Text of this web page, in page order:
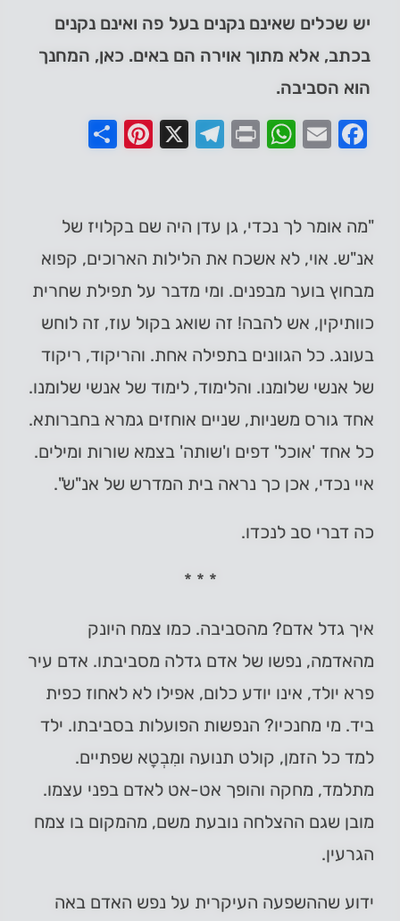
יש שכלים שאינם נקנים בעל פה ואינם נקנים
בכתב, אלא מתוך אוירה הם באים. כאן, המחנך
הוא הסביבה.
Facebook
Email
WhatsApp
Print
Telegram
X
"מה אומר לך נכדי, גן עדן היה שם בקלויז של
אנ"ש. אוי, לא אשכח את הלילות הארוכים, קפוא
מבחוץ בוער מבפנים. ומי מדבר על תפילת שחרית
כוותיקין, אש להבה! זה שואג בקול עוז, זה לוחש
בעונג. כל הגוונים בתפילה אחת. והריקוד, ריקוד
של אנשי שלומנו. והלימוד, לימוד של אנשי שלומנו.
אחד גורס משניות, שניים אוחזים גמרא בחברותא.
כל אחד 'אוכל' דפים ו'שותה' בצמא שורות ומילים.
איי נכדי, אכן כך נראה בית המדרש של אנ"ש".
כה דברי סב לנכדו.
* * *
איך גדל אדם? מהסביבה. כמו צמח היונק
מהאדמה, נפשו של אדם גדלה מסביבתו. אדם עיר
פרא יולד, אינו יודע כלום, אפילו לא לאחוז כפית
ביד. מי מחנכיו? הנפשות הפועלות בסביבתו. ילד
למד כל הזמן, קולט תנועה ומִבְטָא שפתיים.
מתלמד, מחקה והופך אט-אט לאדם בפני עצמו.
מובן שגם ההצלחה נובעת משם, מהמקום בו צמח
הגרעין.
ידוע שההשפעה העיקרית על נפש האדם באה